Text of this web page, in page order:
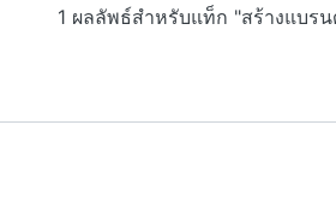
1 ผลลัพธ์สำหรับแท็ก "สร้างแบร